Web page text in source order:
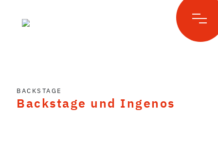
contentBACKSTAGE
Backstage und Ingenos